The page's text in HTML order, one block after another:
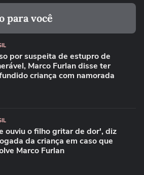
para você
por suspeita de estupro de
Marco Furlan disse ter
criança com namorada
ouviu o filho gritar de dor', diz
da criança em caso que
Marco Furlan